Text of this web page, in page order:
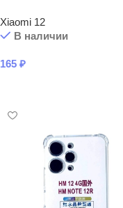
Xiaomi 12
В наличии
165 ₽